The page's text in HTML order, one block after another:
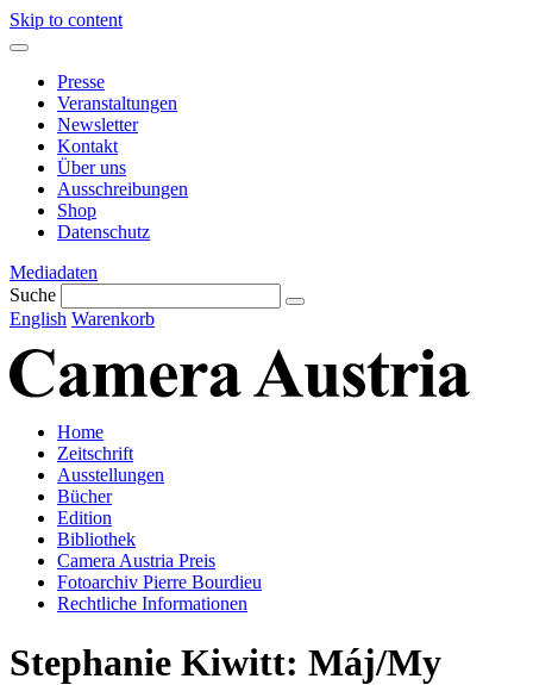
Skip to content
Presse
Veranstaltungen
Newsletter
Kontakt
Über uns
Ausschreibungen
Shop
Datenschutz
Mediadaten
Suche
English Warenkorb
Home
Zeitschrift
Ausstellungen
Bücher
Edition
Bibliothek
Camera Austria Preis
Fotoarchiv Pierre Bourdieu
Rechtliche Informationen
Stephanie Kiwitt: Máj/My